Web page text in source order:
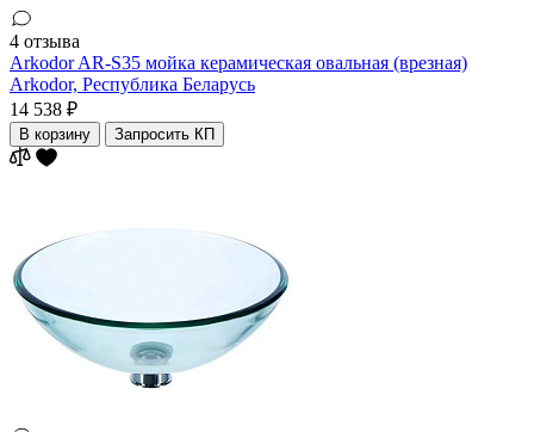
4 отзыва
Arkodor AR-S35 мойка керамическая овальная (врезная)
Arkodor, Республика Беларусь
14 538 ₽
В корзину Запросить КП